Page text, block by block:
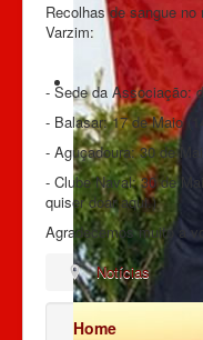
Recolhas de sangue
Varzim:
- Sede da Associação:
- Balasar: 17 de Maio
- Aguçadoura: 30 de
- Clube Naval: 30 de
quiser doar aqui.)
Agradecemos muito a
Notícias
Home